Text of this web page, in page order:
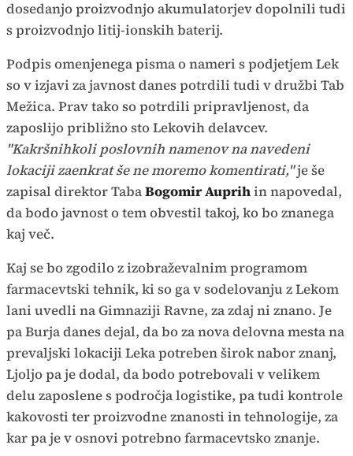
dosedanjo proizvodnjo akumulatorjev dopolnili tudi
s proizvodnjo litij-ionskih baterij.
Podpis omenjenega pisma o nameri s podjetjem Lek
so v izjavi za javnost danes potrdili tudi v družbi Tab
Mežica. Prav tako so potrdili pripravljenost, da
zaposlijo približno sto Lekovih delavcev.
"Kakršnihkoli poslovnih namenov na navedeni
lokaciji zaenkrat še ne moremo komentirati,"je še
zapisal direktor TabaBogomir Auprihin napovedal,
da bodo javnost o tem obvestil takoj, ko bo znanega
kaj več.
Kaj se bo zgodilo z izobraževalnim programom
farmacevtski tehnik, ki so ga v sodelovanju z Lekom
lani uvedli na Gimnaziji Ravne, za zdaj ni znano. Je
pa Burja danes dejal, da bo za nova delovna mesta na
prevaljski lokaciji Leka potreben širok nabor znanj,
Ljoljo pa je dodal, da bodo potrebovali v velikem
delu zaposlene s področja logistike, pa tudi kontrole
kakovosti ter proizvodne znanosti in tehnologije, za
kar pa je v osnovi potrebno farmacevtsko znanje.